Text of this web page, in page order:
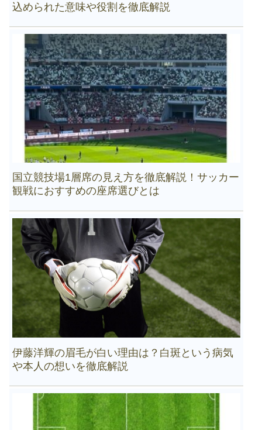
込められた意味や役割を徹底解説
国立競技場1層席の見え方を徹底解説！サッカー
観戦におすすめの座席選びとは
伊藤洋輝の眉毛が白い理由は？白斑という病気
や本人の想いを徹底解説